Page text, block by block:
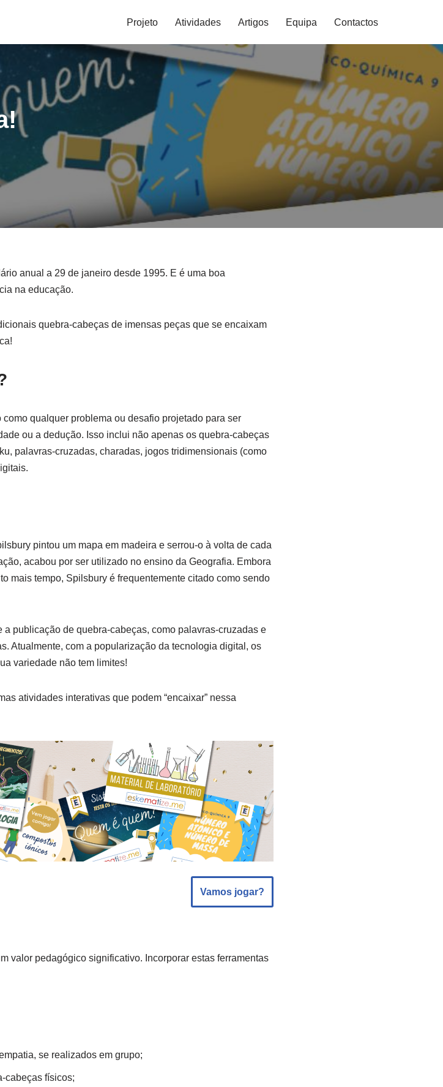
Projeto Atividades Artigos Equipa Contactos
anual a 29 de janeiro desde 1995. E é uma boa
na educação.
quebra-cabeças de imensas peças que se encaixam
qualquer problema ou desafio projetado para ser
ou a dedução. Isso inclui não apenas os quebra-cabeças
palavras-cruzadas, charadas, jogos tridimensionais (como
pintou um mapa em madeira e serrou-o à volta de cada
acabou por ser utilizado no ensino da Geografia. Embora
mais tempo, Spilsbury é frequentemente citado como sendo
publicação de quebra-cabeças, como palavras-cruzadas e
Atualmente, com a popularização da tecnologia digital, os
variedade não tem limites!
atividades interativas que podem “encaixar” nessa
Vamos jogar?
valor pedagógico significativo. Incorporar estas ferramentas
se realizados em grupo;
cabeças físicos;